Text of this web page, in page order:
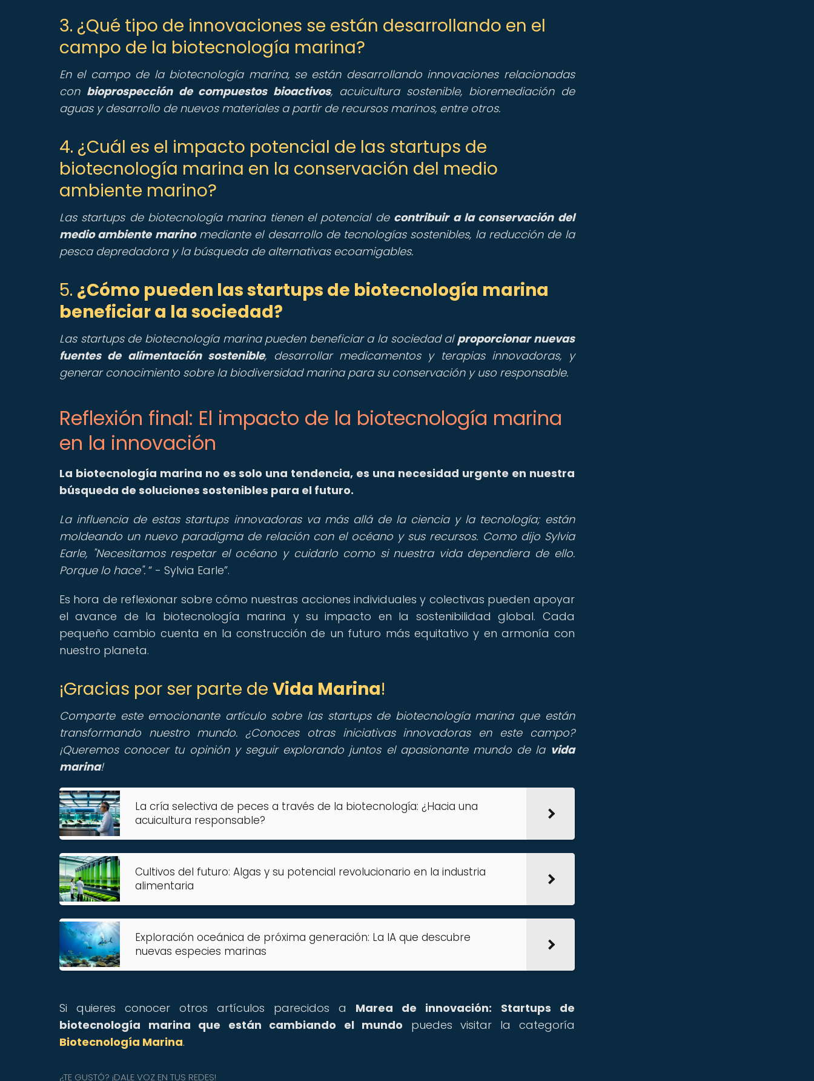
3. ¿Qué tipo de innovaciones se están desarrollando en el
campo de la biotecnología marina?
En el campo de la biotecnología marina, se están desarrollando innovaciones relacionadas
con bioprospección de compuestos bioactivos, acuicultura sostenible, bioremediación de
aguas y desarrollo de nuevos materiales a partir de recursos marinos, entre otros.
4. ¿Cuál es el impacto potencial de las startups de
biotecnología marina en la conservación del medio
ambiente marino?
Las startups de biotecnología marina tienen el potencial de contribuir a la conservación del
medio ambiente marinomediante el desarrollo de tecnologías sostenibles, la reducción de la
pesca depredadora y la búsqueda de alternativas ecoamigables.
5. ¿Cómo pueden las startups de biotecnología marina
beneficiar a la sociedad?
Las startups de biotecnología marina pueden beneficiar a la sociedad al proporcionar nuevas
fuentes de alimentación sostenible, desarrollar medicamentos y terapias innovadoras, y
generar conocimiento sobre la biodiversidad marina para su conservación y uso responsable.
Reflexión final: El impacto de la biotecnología marina
en la innovación
La biotecnología marina no es solo una tendencia, es una necesidad urgente en nuestra
búsqueda de soluciones sostenibles para el futuro.
La influencia de estas startups innovadoras va más allá de la ciencia y la tecnología; están
moldeando un nuevo paradigma de relación con el océano y sus recursos. Como dijo Sylvia
Earle, "Necesitamos respetar el océano y cuidarlo como si nuestra vida dependiera de ello.
Porque lo hace".
- Sylvia Earle .
Es hora de reflexionar sobre cómo nuestras acciones individuales y colectivas pueden apoyar
el avance de la biotecnología marina y su impacto en la sostenibilidad global. Cada
pequeño cambio cuenta en la construcción de un futuro más equitativo y en armonía con
nuestro planeta.
¡Gracias por ser parte de Vida Marina!
Comparte este emocionante artículo sobre las startups de biotecnología marina que están
transformando nuestro mundo. ¿Conoces otras iniciativas innovadoras en este campo?
¡Queremos conocer tu opinión y seguir explorando juntos el apasionante mundo de la vida
marina!
La cría selectiva de peces a través de la biotecnología: ¿Hacia una
acuicultura responsable?
Cultivos del futuro: Algas y su potencial revolucionario en la industria
alimentaria
Exploración oceánica de próxima generación: La IA que descubre
nuevas especies marinas
Si quieres conocer otros artículos parecidos a Marea de innovación: Startups de
biotecnología marina que están cambiando el mundo puedes visitar la categoría
Biotecnología Marina.
¿TE GUSTÓ? ¡DALE VOZ EN TUS REDES!